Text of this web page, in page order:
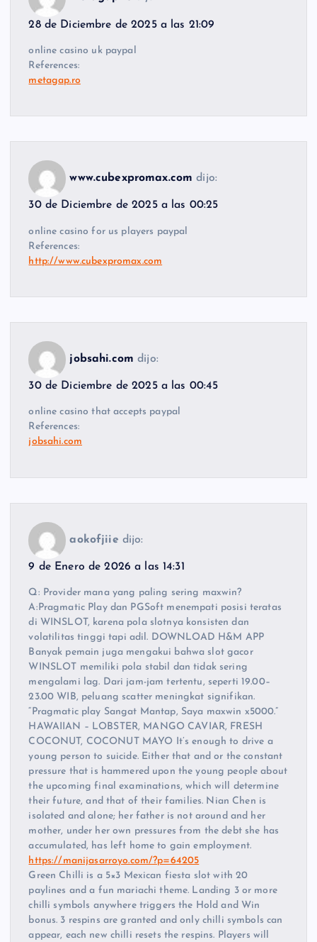
28 de Diciembre de 2025 a las 21:09
online casino uk paypal
References:
metagap.ro
www.cubexpromax.com dijo:
30 de Diciembre de 2025 a las 00:25
online casino for us players paypal
References:
http://www.cubexpromax.com
jobsahi.com dijo:
30 de Diciembre de 2025 a las 00:45
online casino that accepts paypal
References:
jobsahi.com
aokofjiie dijo:
9 de Enero de 2026 a las 14:31
Q: Provider mana yang paling sering maxwin?
A:Pragmatic Play dan PGSoft menempati posisi teratas
di WINSLOT, karena pola slotnya konsisten dan
volatilitas tinggi tapi adil. DOWNLOAD H&M APP
Banyak pemain juga mengakui bahwa slot gacor
WINSLOT memiliki pola stabil dan tidak sering
mengalami lag. Dari jam-jam tertentu, seperti 19.00–
23.00 WIB, peluang scatter meningkat signifikan.
“Pragmatic play Sangat Mantap, Saya maxwin x5000.”
HAWAIIAN – LOBSTER, MANGO CAVIAR, FRESH
COCONUT, COCONUT MAYO It’s enough to drive a
young person to suicide. Either that and or the constant
pressure that is hammered upon the young people about
the upcoming final examinations, which will determine
their future, and that of their families. Nian Chen is
isolated and alone; her father is not around and her
mother, under her own pressures from the debt she has
accumulated, has left home to gain employment.
https://manijasarroyo.com/?p=64205
Green Chilli is a 5×3 Mexican fiesta slot with 20
paylines and a fun mariachi theme. Landing 3 or more
chilli symbols anywhere triggers the Hold and Win
bonus. 3 respins are granted and only chilli symbols can
appear, each new chilli resets the respins. Players will